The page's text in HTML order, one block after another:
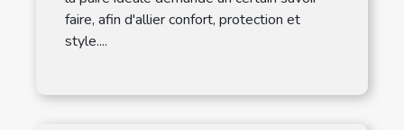
faire, afin d'allier confort, protection et
style....